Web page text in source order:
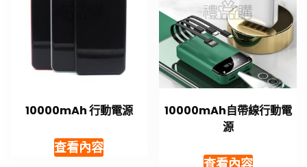
10000mAh 行動電源
查看內容
10000mAh自帶線行動電
源